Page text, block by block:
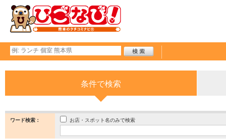
条件で検索
ワード検索： お店・スポット名のみで検索